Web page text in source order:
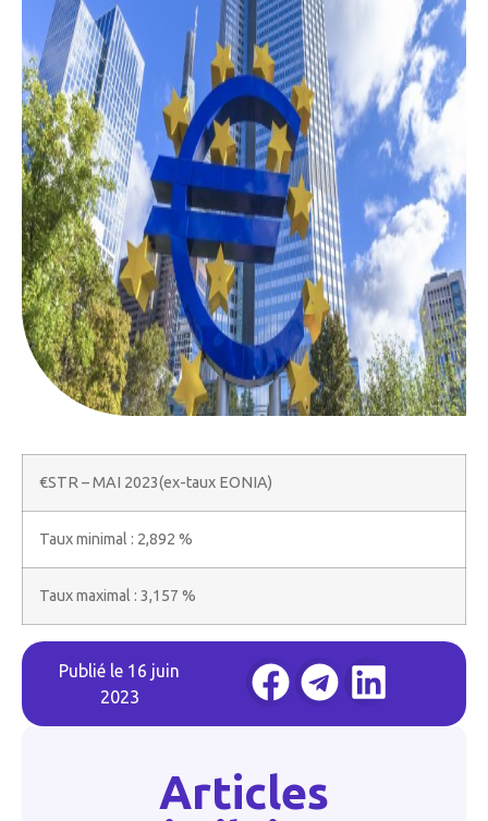
€STR – MAI 2023(ex-taux EONIA)
Taux minimal : 2,892 %
Taux maximal : 3,157 %
Publié le 16 juin
2023
Articles